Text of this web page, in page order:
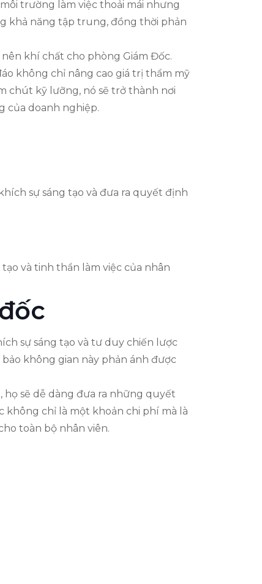
trường làm việc thoải mái nhưng
khả năng tập trung, đồng thời phản
khí chất cho phòng Giám Đốc.
không chỉ nâng cao giá trị thẩm mỹ
chút kỹ lưỡng, nó sẽ trở thành nơi
của doanh nghiệp.
sự sáng tạo và đưa ra quyết định
và tinh thần làm việc của nhân
sự sáng tạo và tư duy chiến lược
không gian này phản ánh được
sẽ dễ dàng đưa ra những quyết
chỉ là một khoản chi phí mà là
toàn bộ nhân viên.